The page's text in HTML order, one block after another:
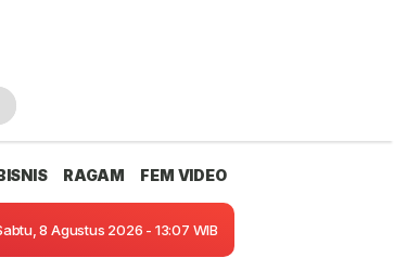
RAGAM FEM VIDEO
8 Agustus 2026 - 13:07 WIB